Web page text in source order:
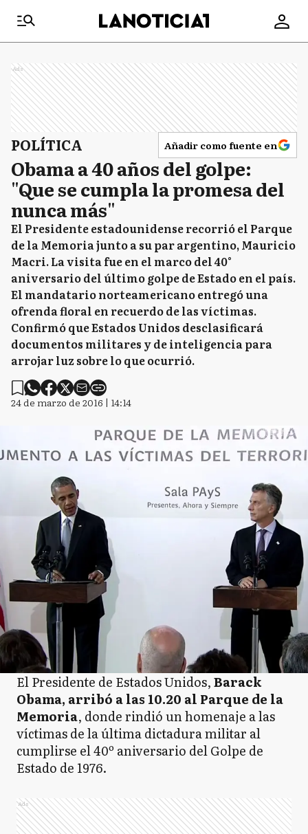
Ads
POLÍTICA Añadir como fuente en
Obama a 40 años del golpe:
"Que se cumpla la promesa del
nunca más"
El Presidente estadounidense recorrió el Parque
de la Memoria junto a su par argentino, Mauricio
Macri. La visita fue en el marco del 40°
aniversario del último golpe de Estado en el país.
El mandatario norteamericano entregó una
ofrenda floral en recuerdo de las víctimas.
Confirmó que Estados Unidos desclasificará
documentos militares y de inteligencia para
arrojar luz sobre lo que ocurrió.
24 de marzo de 2016 | 14:14
El Presidente de Estados Unidos,Barack
Obama, arribó a las 10.20 al Parque de la
Memoria, donde rindió un homenaje a las
víctimas de la última dictadura militar al
cumplirse el 40º aniversario del Golpe de
Estado de 1976.
Ads